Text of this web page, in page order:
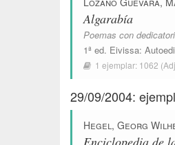
Algarabía
Poemas con
1ª ed. Eivissa:
1 ejemplar: 1062
29/09/2004:
Hegel, Georg
Enciclopedia de